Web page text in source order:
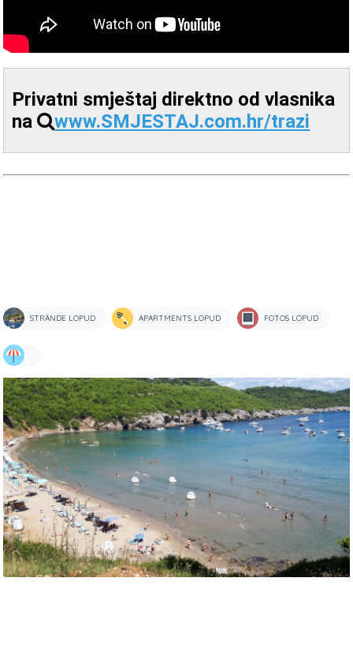
Privatni smještaj direktno od vlasnika
na
www.SMJESTAJ.com.hr/trazi
STRÄNDE LOPUD APARTMENTS LOPUD FOTOS LOPUD